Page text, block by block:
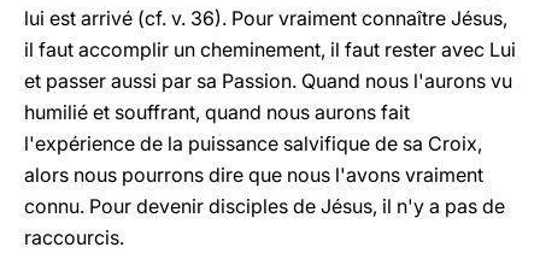
lui est arrivé (cf. v. 36). Pour vraiment connaître Jésus,
il faut accomplir un cheminement, il faut rester avec Lui
et passer aussi par sa Passion. Quand nous l'aurons vu
humilié et souffrant, quand nous aurons fait
l'expérience de la puissance salvifique de sa Croix,
alors nous pourrons dire que nous l'avons vraiment
connu. Pour devenir disciples de Jésus, il n'y a pas de
raccourcis.